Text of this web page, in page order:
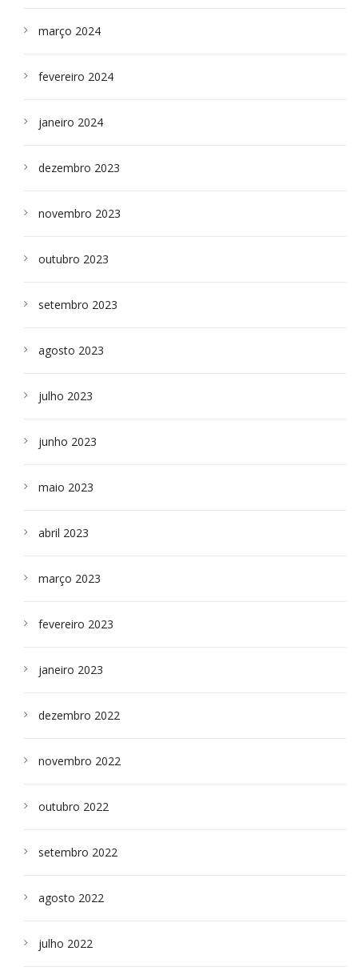
março 2024
fevereiro 2024
janeiro 2024
dezembro 2023
novembro 2023
outubro 2023
setembro 2023
agosto 2023
julho 2023
junho 2023
maio 2023
abril 2023
março 2023
fevereiro 2023
janeiro 2023
dezembro 2022
novembro 2022
outubro 2022
setembro 2022
agosto 2022
julho 2022